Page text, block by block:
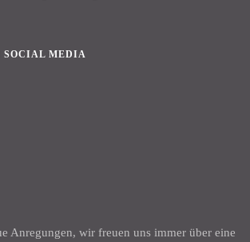
SOCIAL MEDIA
Anregungen, wir freuen uns immer über eine